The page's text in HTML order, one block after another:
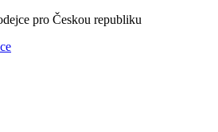
pro Českou republiku